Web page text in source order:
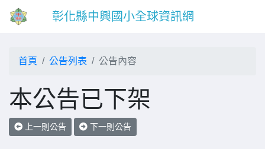
彰化縣中興國小全球資訊網
首頁 公告列表 公告內容
本公告已下架
上一則公告 下一則公告